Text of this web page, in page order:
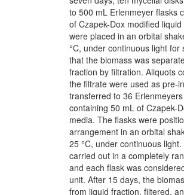
to 500 mL Erlenmeyer flasks
of Czapek-Dox modified
were placed in an orbital
°C, under continuous light for
that the biomass was
fraction by filtration. Aliquots
the filtrate were used as pre-
transferred to 36
containing 50 mL of Czapek-
media. The flasks were
arrangement in an orbital
25 °C, under continuous
carried out in a completely
and each flask was
unit. After 15 days, the
from liquid fraction, filtered,